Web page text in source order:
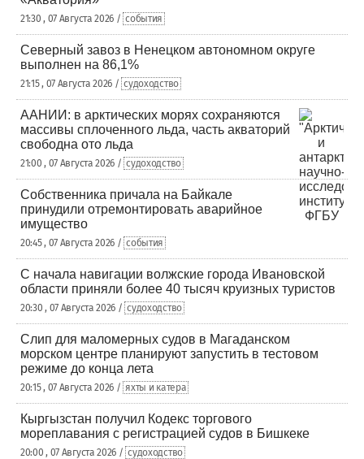
21:30 , 07 Августа 2026 / события
Северный завоз в Ненецком автономном округе
выполнен на 86,1%
21:15 , 07 Августа 2026 / судоходство
ААНИИ: в арктических морях сохраняются
массивы сплоченного льда, часть акваторий
свободна ото льда
21:00 , 07 Августа 2026 / судоходство
Собственника причала на Байкале
принудили отремонтировать аварийное
имущество
20:45 , 07 Августа 2026 / события
С начала навигации волжские города Ивановской
области приняли более 40 тысяч круизных туристов
20:30 , 07 Августа 2026 / судоходство
Слип для маломерных судов в Магаданском
морском центре планируют запустить в тестовом
режиме до конца лета
20:15 , 07 Августа 2026 / яхты и катера
Кыргызстан получил Кодекс торгового
мореплавания с регистрацией судов в Бишкеке
20:00 , 07 Августа 2026 / судоходство